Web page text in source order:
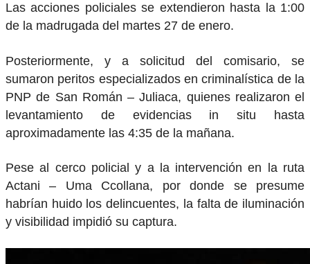
Las acciones policiales se extendieron hasta la 1:00
de la madrugada del martes 27 de enero.
Posteriormente, y a solicitud del comisario, se
sumaron peritos especializados en criminalística de la
PNP de San Román – Juliaca, quienes realizaron el
levantamiento de evidencias in situ hasta
aproximadamente las 4:35 de la mañana.
Pese al cerco policial y a la intervención en la ruta
Actani – Uma Ccollana, por donde se presume
habrían huido los delincuentes, la falta de iluminación
y visibilidad impidió su captura.